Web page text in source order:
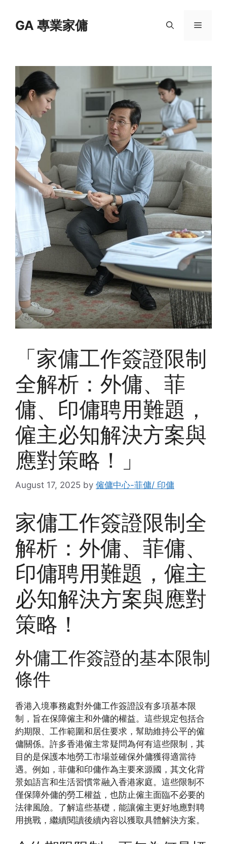
contentGA 專業家傭 Menu
「家傭工作簽證限制
全解析：外傭、菲
傭、印傭聘用難題，
僱主必知解決方案與
應對策略！」
August 17, 2025 by 僱傭中心-菲傭/ 印傭
家傭工作簽證限制全
解析：外傭、菲傭、
印傭聘用難題，僱主
必知解決方案與應對
策略！
外傭工作簽證的基本限制
條件
香港入境事務處對外傭工作簽證設有多項基本限
制，旨在保障僱主和外傭的權益。這些規定包括合
約期限、工作範圍和居住要求，幫助維持公平的僱
傭關係。許多香港僱主常疑問為何有這些限制，其
目的是保護本地勞工市場並確保外傭獲得適當待
遇。例如，菲傭和印傭作為主要來源國，其文化背
景如語言和生活習慣常融入香港家庭。這些限制不
僅保障外傭的勞工權益，也防止僱主面臨不必要的
法律風險。了解這些基礎，能讓僱主更好地應對聘
用挑戰，繼續閱讀後續內容以獲取具體解決方案。